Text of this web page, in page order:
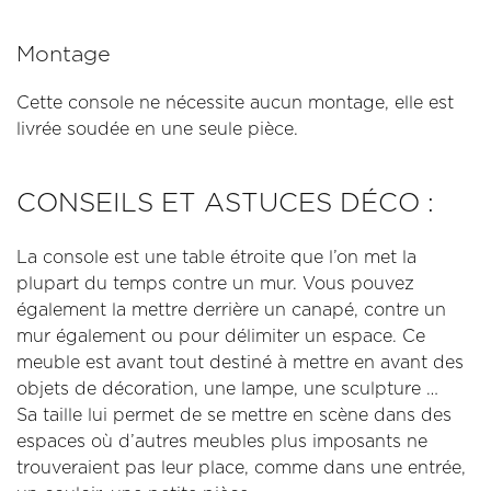
Montage
Cette console ne nécessite aucun montage, elle est
livrée soudée en une seule pièce.
CONSEILS ET ASTUCES DÉCO :
La console est une table étroite que l’on met la
plupart du temps contre un mur. Vous pouvez
également la mettre derrière un canapé, contre un
mur également ou pour délimiter un espace. Ce
meuble est avant tout destiné à mettre en avant des
objets de décoration, une lampe, une sculpture …
Sa taille lui permet de se mettre en scène dans des
espaces où d’autres meubles plus imposants ne
trouveraient pas leur place, comme dans une entrée,